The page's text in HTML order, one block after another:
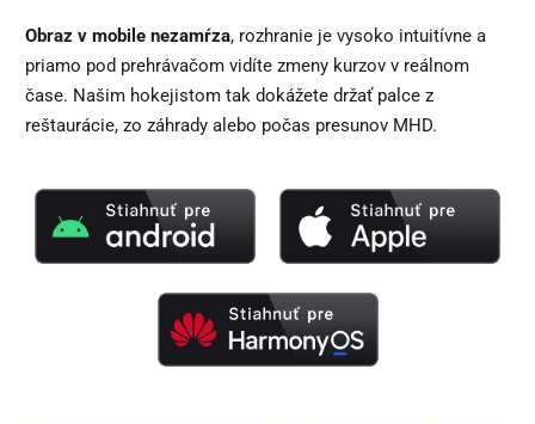
Obraz v mobile nezamŕza, rozhranie je vysoko intuitívne a
priamo pod prehrávačom vidíte zmeny kurzov v reálnom
čase. Našim hokejistom tak dokážete držať palce z
reštaurácie, zo záhrady alebo počas presunov MHD.